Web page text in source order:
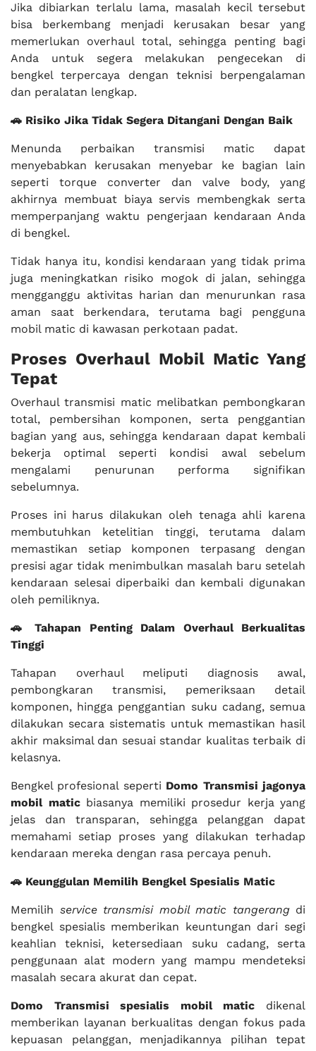
Jika dibiarkan terlalu lama, masalah kecil tersebut
bisa berkembang menjadi kerusakan besar yang
memerlukan overhaul total, sehingga penting bagi
Anda untuk segera melakukan pengecekan di
bengkel terpercaya dengan teknisi berpengalaman
dan peralatan lengkap.
🚗 Risiko Jika Tidak Segera Ditangani Dengan Baik
Menunda perbaikan transmisi matic dapat
menyebabkan kerusakan menyebar ke bagian lain
seperti torque converter dan valve body, yang
akhirnya membuat biaya servis membengkak serta
memperpanjang waktu pengerjaan kendaraan Anda
di bengkel.
Tidak hanya itu, kondisi kendaraan yang tidak prima
juga meningkatkan risiko mogok di jalan, sehingga
mengganggu aktivitas harian dan menurunkan rasa
aman saat berkendara, terutama bagi pengguna
mobil matic di kawasan perkotaan padat.
Proses Overhaul Mobil Matic Yang
Tepat
Overhaul transmisi matic melibatkan pembongkaran
total, pembersihan komponen, serta penggantian
bagian yang aus, sehingga kendaraan dapat kembali
bekerja optimal seperti kondisi awal sebelum
mengalami penurunan performa signifikan
sebelumnya.
Proses ini harus dilakukan oleh tenaga ahli karena
membutuhkan ketelitian tinggi, terutama dalam
memastikan setiap komponen terpasang dengan
presisi agar tidak menimbulkan masalah baru setelah
kendaraan selesai diperbaiki dan kembali digunakan
oleh pemiliknya.
🚗 Tahapan Penting Dalam Overhaul Berkualitas
Tinggi
Tahapan overhaul meliputi diagnosis awal,
pembongkaran transmisi, pemeriksaan detail
komponen, hingga penggantian suku cadang, semua
dilakukan secara sistematis untuk memastikan hasil
akhir maksimal dan sesuai standar kualitas terbaik di
kelasnya.
Bengkel profesional seperti Domo Transmisi jagonya
mobil maticbiasanya memiliki prosedur kerja yang
jelas dan transparan, sehingga pelanggan dapat
memahami setiap proses yang dilakukan terhadap
kendaraan mereka dengan rasa percaya penuh.
🚗 Keunggulan Memilih Bengkel Spesialis Matic
Memilih service transmisi mobil matic tangerangdi
bengkel spesialis memberikan keuntungan dari segi
keahlian teknisi, ketersediaan suku cadang, serta
penggunaan alat modern yang mampu mendeteksi
masalah secara akurat dan cepat.
Domo Transmisi spesialis mobil matic dikenal
memberikan layanan berkualitas dengan fokus pada
kepuasan pelanggan, menjadikannya pilihan tepat